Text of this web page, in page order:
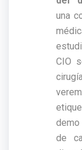
una
CIO
de